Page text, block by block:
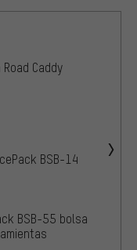
Caddy
BSB-14
BSB-55 bolsa